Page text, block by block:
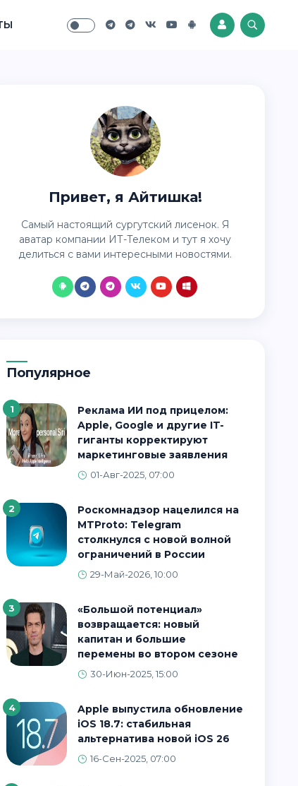
Привет, я Айтишка!
Самый настоящий сургутский лисенок. Я
аватар компании ИТ-Телеком и тут я хочу
делиться с вами интересными новостями.
Популярное
1
Реклама ИИ под прицелом:
Apple, Google и другие IT-
гиганты корректируют
маркетинговые заявления
01-Авг-2025, 07:00
2
Роскомнадзор нацелился на
MTProto: Telegram
столкнулся с новой волной
ограничений в России
29-Май-2026, 10:00
3
«Большой потенциал»
возвращается: новый
капитан и большие
перемены во втором сезоне
30-Июн-2025, 15:00
4
Apple выпустила обновление
iOS 18.7: стабильная
альтернатива новой iOS 26
16-Сен-2025, 07:00